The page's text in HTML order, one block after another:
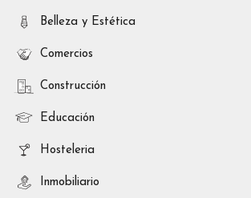
Belleza y Estética
Comercios
Construcción
Educación
Hosteleria
Inmobiliario